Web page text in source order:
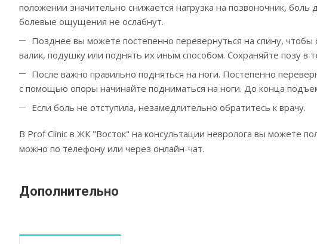
положении значительно снижается нагрузка на позвоночник,
болевые ощущения не ослабнут.
Позднее вы можете постепенно перевернуться на спину,
валик, подушку или поднять их иным способом. Сохраняйте позу в
После важно правильно подняться на ноги. Постепенно
с помощью опоры начинайте подниматься на ноги. До конца
Если боль не отступила, незамедлительно обратитесь к врачу.
В Prof Clinic в ЖК "Восток" на консультации невролога вы можете
можно по телефону или через онлайн-чат.
Дополнительно